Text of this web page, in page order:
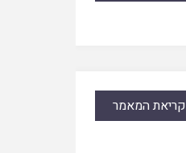
קריאת המאמר